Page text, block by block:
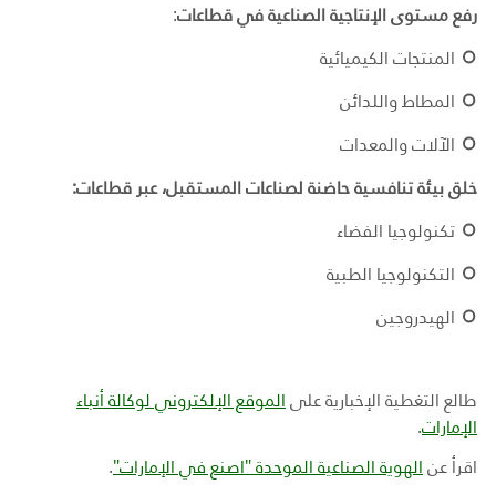
رفع مستوى الإنتاجية الصناعية في قطاعات:
المنتجات الكيميائية
المطاط واللدائن
الآلات والمعدات
خلق بيئة تنافسية حاضنة لصناعات المستقبل، عبر قطاعات:
تكنولوجيا الفضاء
التكنولوجيا الطبية
الهيدروجين
طالع التغطية الإخبارية على الموقع الإلكتروني لوكالة أنباء
الإمارات.
اقرأ عن الهوية الصناعية الموحدة "اصنع في الإمارات".